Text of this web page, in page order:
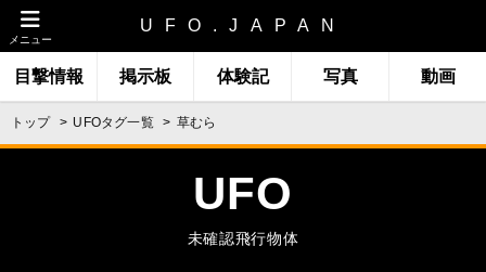
メニュー
UFO.JAPAN
目撃情報 掲示板 体験記 写真 動画
トップ UFOタグ一覧 草むら
UFO
未確認飛行物体